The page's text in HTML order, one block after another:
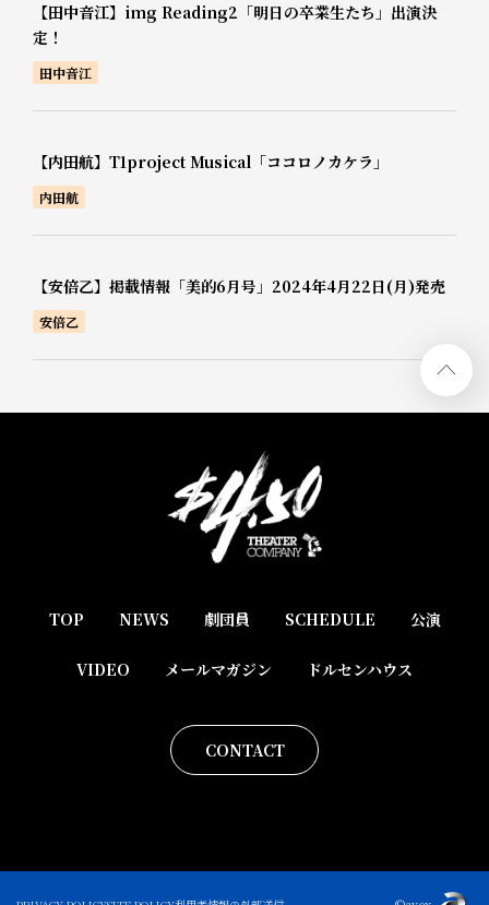
【田中音江】img Reading2「明日の卒業生たち」出演決
定！
田中音江
【内田航】T1project Musical「ココロノカケラ」
内田航
【安倍乙】掲載情報「美的6月号」2024年4月22日(月)発売
安倍乙
TOP NEWS 劇団員 SCHEDULE 公演
VIDEO メールマガジン ドルセンハウス
CONTACT